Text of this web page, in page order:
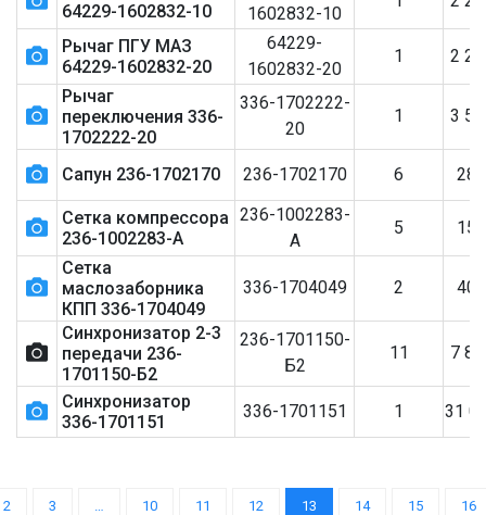
64229-1602832-10
1602832-10
Рычаг ПГУ МАЗ
64229-1602832-20
64229-
1602832-20
1
2
Рычаг
переключения 336-
1702222-20
336-1702222-
20
1 3
Сапун 236-1702170 236-1702170 6
Сетка компрессора
236-1002283-А
236-1002283-
А
5
Сетка
маслозаборника
КПП 336-1704049
336-1704049 2
Синхронизатор 2-3
передачи 236-
1701150-Б2
236-1701150-
Б2
11 7
Синхронизатор
336-1701151
336-1701151 1 31
2 3 … 10 11 12 13 14 15 16